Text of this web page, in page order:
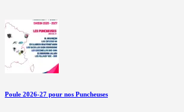
Poule 2026-27 pour nos Puncheuses